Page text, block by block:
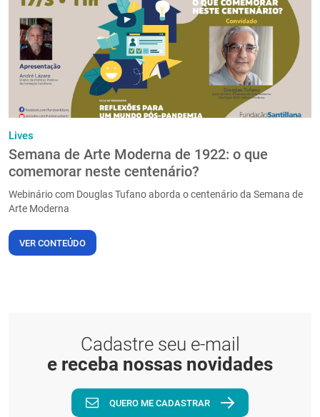
PT
Lives
Semana de Arte Moderna de 1922: o que
comemorar neste centenário?
Webinário com Douglas Tufano aborda o centenário da Semana de
Arte Moderna
VER CONTEÚDO
Cadastre seu e-mail
e receba nossas novidades
QUERO ME CADASTRAR